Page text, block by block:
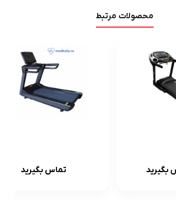
محصولات مرتبط
بگیرید
مدل H9 |
تماس بگیرید